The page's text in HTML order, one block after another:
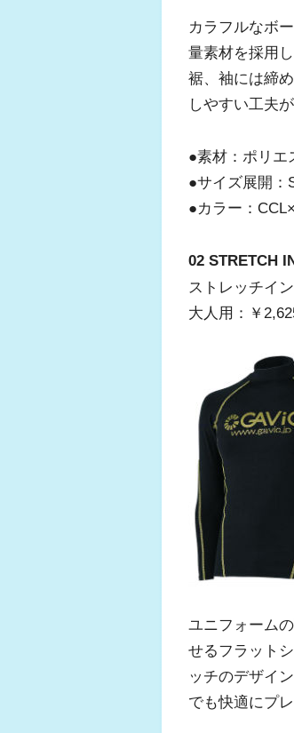
カラフルなボ
量素材を採用
裾、袖には締
しやすい工夫
●素材：ポリエ
●サイズ展開：
●カラー：
02 STRETCH
ストレッチイ
大人用：￥
ユニフォーム
せるフラット
ッチのデザイ
でも快適にプ